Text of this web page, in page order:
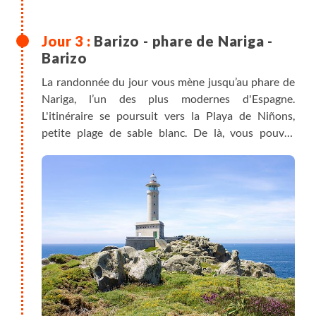
Barizo - phare de Nariga -
Barizo
La randonnée du jour vous mène jusqu’au phare de
Nariga, l’un des plus modernes d'Espagne.
L'itinéraire se poursuit vers la Playa de Niñons,
petite plage de sable blanc. De là, vous pouvez
possibilité d'écourter la randonnée de 3.6
km en prenant un taxi (à votre charge) pour
effectuer le trajet retour de Playa de Niñons à
Barizo.